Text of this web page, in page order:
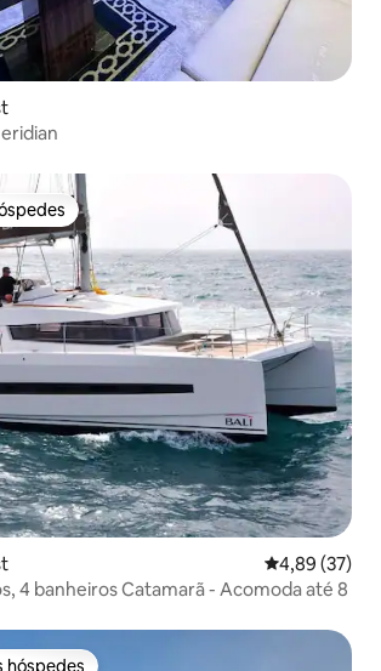
4,89 de uma
4,89 (37)
4 banheiros Catamarã - Acomoda até 8
hóspedes